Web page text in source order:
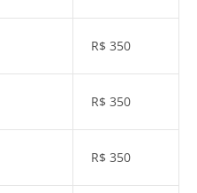
R$ 350
R$ 350
R$ 350